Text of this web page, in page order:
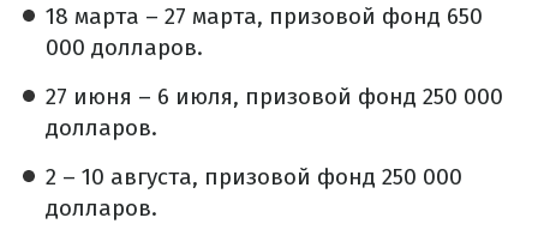
18 марта – 27 марта, призовой фонд 650
000 долларов.
27 июня – 6 июля, призовой фонд 250 000
долларов.
2 – 10 августа, призовой фонд 250 000
долларов.